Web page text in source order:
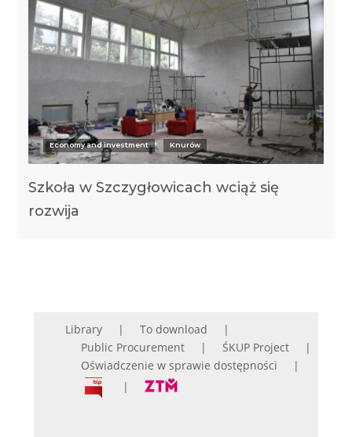
Economy and investment Knurów
Szkoła w Szczygłowicach wciąż się
rozwija
Library
To download
Public Procurement
ŚKUP Project
Oświadczenie w sprawie dostępności